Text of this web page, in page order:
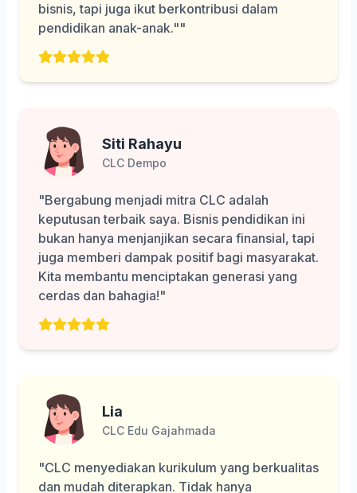
bisnis, tapi juga ikut berkontribusi dalam
pendidikan anak-anak.""
Siti Rahayu
CLC Dempo
"Bergabung menjadi mitra CLC adalah
keputusan terbaik saya. Bisnis pendidikan ini
bukan hanya menjanjikan secara finansial, tapi
juga memberi dampak positif bagi masyarakat.
Kita membantu menciptakan generasi yang
cerdas dan bahagia!"
Lia
CLC Edu Gajahmada
"CLC menyediakan kurikulum yang berkualitas
dan mudah diterapkan. Tidak hanya